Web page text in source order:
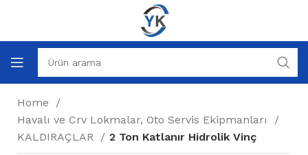
Home
Havalı ve Crv Lokmalar, Oto Servis Ekipmanları
KALDIRAÇLAR
2 Ton Katlanır Hidrolik Vinç